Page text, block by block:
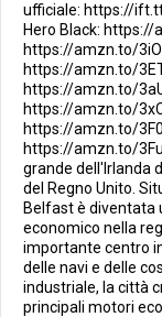
ufficiale: https://
Hero Black: https://
https://amzn.to/
https://amzn.to/
https://amzn.to/
https://amzn.to/
https://amzn.to/
https://amzn.to/
grande dell'Irlanda
del Regno Unito.
Belfast è diventata
economico nella
importante centro
delle navi e delle
industriale, la città
principali motori